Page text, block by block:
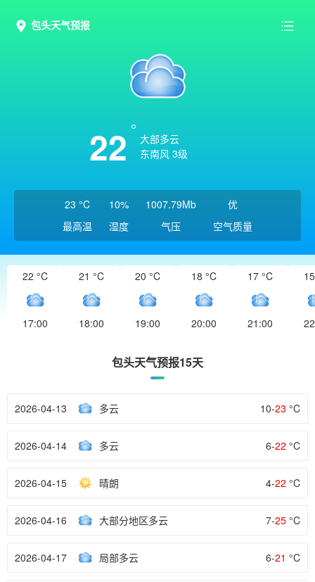
包头天气预报
22
大部多云
东南风 3级
23 °C
最高温
10%
湿度
1007.79Mb
气压
优
空气质量
22 °C
17:00
21 °C
18:00
20 °C
19:00
18 °C
20:00
17 °C
21:00
包头天气预报15天
2026-04-13 多云 10-23 °C
2026-04-14 多云 6-22 °C
2026-04-15 晴朗 4-22 °C
2026-04-16 大部分地区多云 7-25 °C
2026-04-17 局部多云 6-21 °C